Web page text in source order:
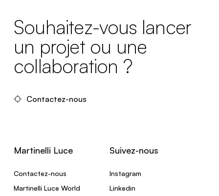
Souhaitez-vous lancer
un projet ou une
collaboration ?
Contactez-nous
Martinelli Luce
Contactez-nous
Martinelli Luce World
Suivez-nous
Instagram
Linkedin